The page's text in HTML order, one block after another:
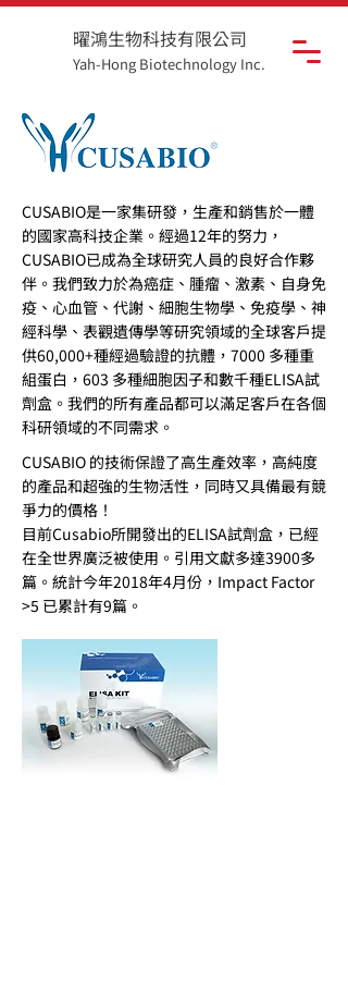
曜鴻生物科技有限公司
Yah-Hong Biotechnology Inc.
CUSABIO是一家集研發，生產和銷售於一體
的國家高科技企業。經過12年的努力，
CUSABIO已成為全球研究人員的良好合作夥
伴。我們致力於為癌症、腫瘤、激素、自身免
疫、心血管、代謝、細胞生物學、免疫學、神
經科學、表觀遺傳學等研究領域的全球客戶提
供60,000+種經過驗證的抗體，7000 多種重
組蛋白，603 多種細胞因子和數千種ELISA試
劑盒。我們的所有產品都可以滿足客戶在各個
科研領域的不同需求。
CUSABIO 的技術保證了高生產效率，高純度
的產品和超強的生物活性，同時又具備最有競
爭力的價格！
目前Cusabio所開發出的ELISA試劑盒，已經
在全世界廣泛被使用。引用文獻多達3900多
篇。統計今年2018年4月份，Impact Factor
>5 已累計有9篇。